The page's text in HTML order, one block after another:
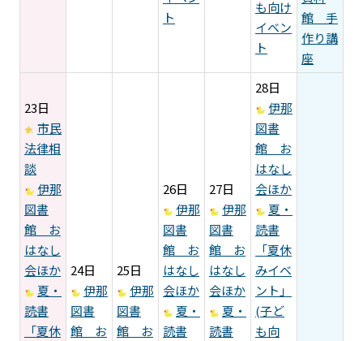
ト
も向け
イベン
ト
館 手
作り講
座
23日
市民
法律相
談
伊那
図書
館 お
はなし
会ほか
夏・
読書
「夏休
24日
伊那
図書
館 お
25日
伊那
図書
館 お
26日
伊那
図書
館 お
はなし
会ほか
夏・
読書
27日
伊那
図書
館 お
はなし
会ほか
夏・
読書
28日
伊那
図書
館 お
はなし
会ほか
夏・
読書
「夏休
みイベ
ント」
(子ど
も向